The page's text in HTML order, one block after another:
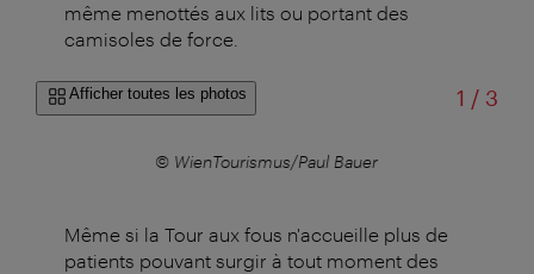
même menottés aux lits ou portant des
camisoles de force.
Afficher toutes les photos 1 /sur
3
© WienTourismus/Paul Bauer
Même si la Tour aux fous n'accueille plus de
patients pouvant surgir à tout moment des